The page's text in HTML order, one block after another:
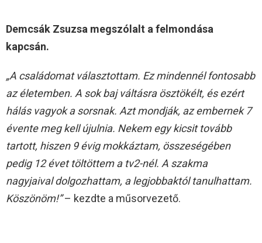
Demcsák Zsuzsa megszólalt a felmondása
kapcsán.
„A családomat választottam. Ez mindennél fontosabb
az életemben. A sok baj váltásra ösztökélt, és ezért
hálás vagyok a sorsnak. Azt mondják, az embernek 7
évente meg kell újulnia. Nekem egy kicsit tovább
tartott, hiszen 9 évig mokkáztam, összeségében
pedig 12 évet töltöttem a tv2-nél. A szakma
nagyjaival dolgozhattam, a legjobbaktól tanulhattam.
Köszönöm!”– kezdte a műsorvezető.